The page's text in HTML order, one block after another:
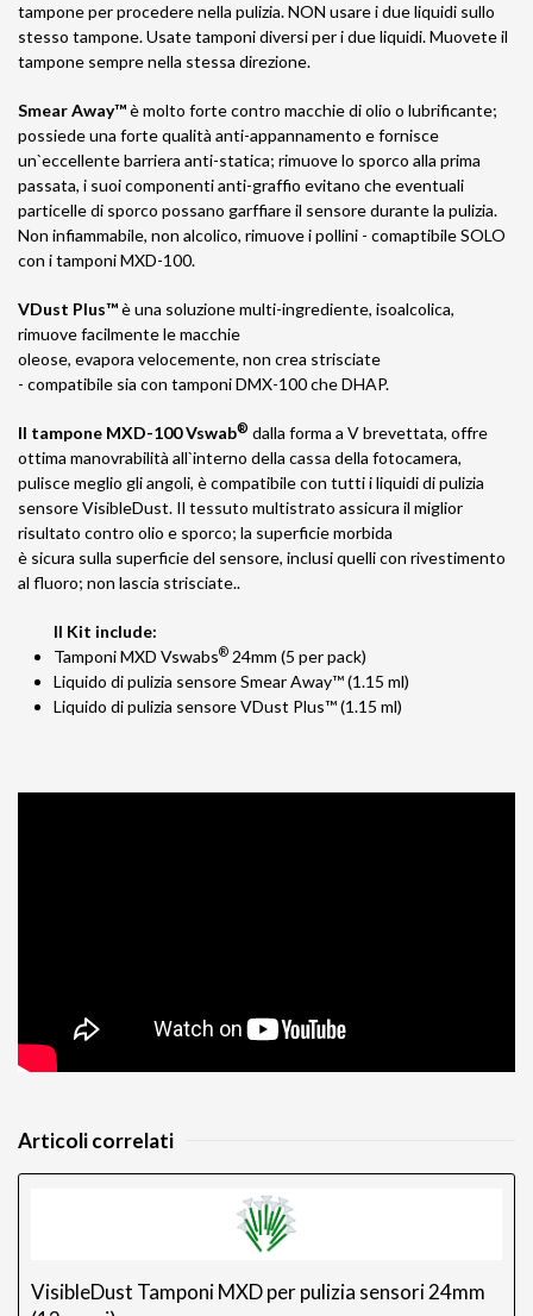
tampone per procedere nella pulizia. NON usare i due liquidi sullo
stesso tampone. Usate tamponi diversi per i due liquidi. Muovete il
tampone sempre nella stessa direzione.
Smear Away™è molto forte contro macchie di olio o lubrificante;
possiede una forte qualità anti-appannamento e fornisce
un`eccellente barriera anti-statica; rimuove lo sporco alla prima
passata, i suoi componenti anti-graffio evitano che eventuali
particelle di sporco possano garffiare il sensore durante la pulizia.
Non infiammabile, non alcolico, rimuove i pollini - comaptibile SOLO
con i tamponi MXD-100.
VDust Plus™è una soluzione multi-ingrediente, isoalcolica,
rimuove facilmente le macchie
oleose, evapora velocemente, non crea strisciate
- compatibile sia con tamponi DMX-100 che DHAP.
Il tampone MXD-100 Vswab® dalla forma a V brevettata, offre
ottima manovrabilità all`interno della cassa della fotocamera,
pulisce meglio gli angoli, è compatibile con tutti i liquidi di pulizia
sensore VisibleDust. Il tessuto multistrato assicura il miglior
risultato contro olio e sporco; la superficie morbida
è sicura sulla superficie del sensore, inclusi quelli con rivestimento
al fluoro; non lascia strisciate..
Il Kit include:
Tamponi MXD Vswabs® 24mm (5 per pack)
Liquido di pulizia sensore Smear Away™ (1.15 ml)
Liquido di pulizia sensore VDust Plus™ (1.15 ml)
Articoli correlati
VisibleDust Tamponi MXD per pulizia sensori 24mm